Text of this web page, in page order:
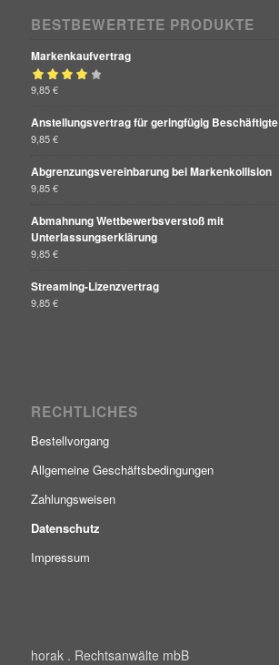
BESTBEWERTETE PRODUKTE
Markenkaufvertrag
Bewertet mit
9,85€
Anstellungsvertrag für geringfügig Beschäftigte
9,85€
Abgrenzungsvereinbarung bei Markenkollision
9,85€
Abmahnung Wettbewerbsverstoß mit
Unterlassungserklärung
9,85€
Streaming-Lizenzvertrag
9,85€
RECHTLICHES
Bestellvorgang
Allgemeine Geschäftsbedingungen
Zahlungsweisen
Datenschutz
Impressum
horak . Rechtsanwälte mbB